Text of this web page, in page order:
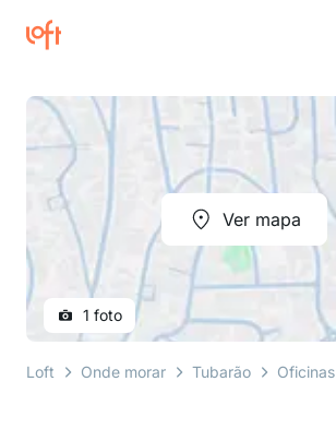
Ver mapa
1 foto
Loft Onde morar Tubarão Oficinas